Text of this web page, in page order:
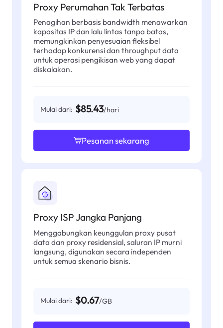
Proxy Perumahan Tak Terbatas
Penagihan berbasis bandwidth menawarkan
kapasitas IP dan lalu lintas tanpa batas,
memungkinkan penyesuaian fleksibel
terhadap konkurensi dan throughput data
untuk operasi pengikisan web yang dapat
diskalakan.
Mulai dari: $85.43/hari
Pesanan sekarang
Proxy ISP Jangka Panjang
Menggabungkan keunggulan proxy pusat
data dan proxy residensial, saluran IP murni
langsung, digunakan secara independen
untuk semua skenario bisnis.
Mulai dari: $0.67/GB